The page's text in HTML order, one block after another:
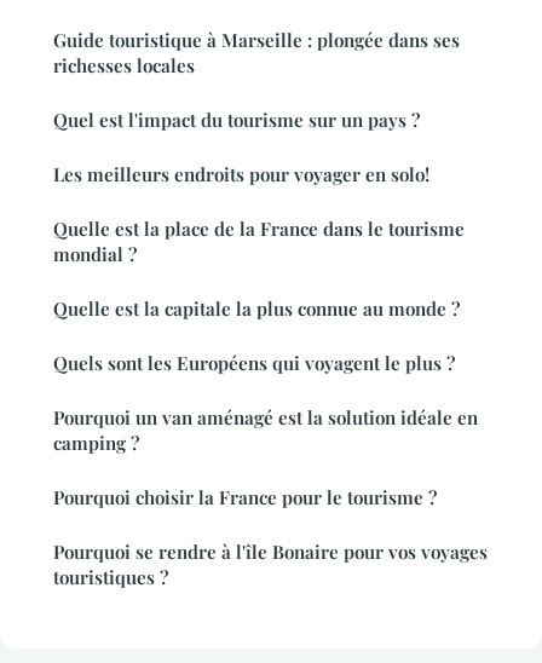
Guide touristique à Marseille : plongée dans ses
richesses locales
Quel est l'impact du tourisme sur un pays ?
Les meilleurs endroits pour voyager en solo!
Quelle est la place de la France dans le tourisme
mondial ?
Quelle est la capitale la plus connue au monde ?
Quels sont les Européens qui voyagent le plus ?
Pourquoi un van aménagé est la solution idéale en
camping ?
Pourquoi choisir la France pour le tourisme ?
Pourquoi se rendre à l'île Bonaire pour vos voyages
touristiques ?